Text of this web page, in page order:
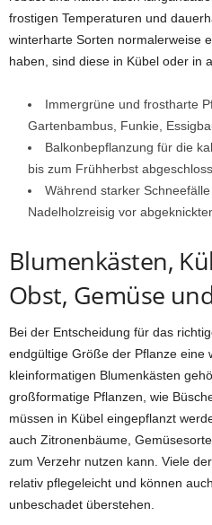
frostigen Temperaturen und
winterharte Sorten normalerweise
haben, sind diese in Kübel oder in
Immergrüne und frostharte
Gartenbambus, Funkie,
Balkonbepflanzung für die
bis zum Frühherbst
Während starker
Nadelholzreisig vor
Blumenkästen,
Obst, Gemüse
Bei der Entscheidung für das
endgültige Größe der Pflanze eine
kleinformatigen Blumenkästen
großformatige Pflanzen, wie
müssen in Kübel eingepflanzt
auch Zitronenbäume,
zum Verzehr nutzen kann. Viele
relativ pflegeleicht und können
unbeschadet überstehen.